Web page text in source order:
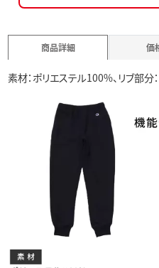
商品詳細 価
素材：ポリエステル100%、リブ部分